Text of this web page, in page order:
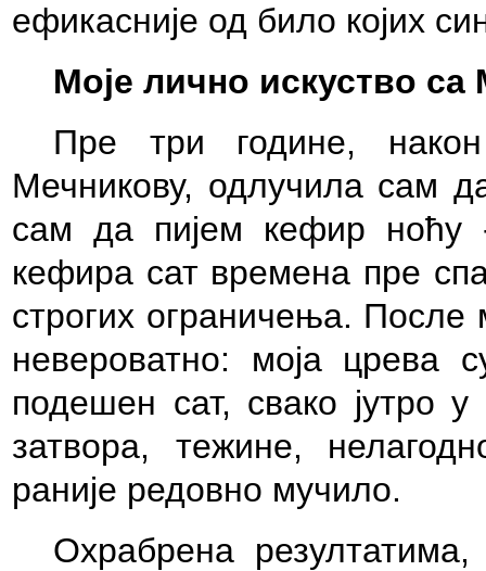
ефикасније од било којих
Моје лично искуство
Пре три године,
Мечникову, одлучила сам
сам да пијем кефир ноћу
кефира сат времена пре
строгих ограничења.
невероватно: моја црева
подешен сат, свако јутро
затвора, тежине,
раније редовно мучило.
Охрабрена